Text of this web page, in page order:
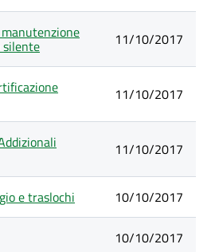
silente 11/10/2017
11/10/2017
11/10/2017
e traslochi 10/10/2017
10/10/2017